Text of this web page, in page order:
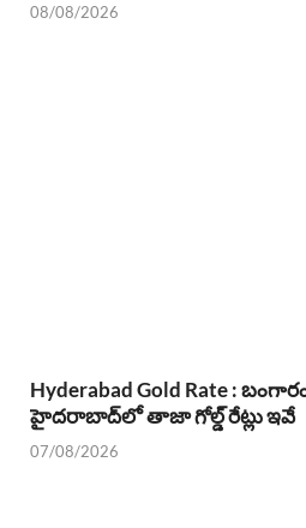
08/08/2026
Hyderabad Gold Rate :
హైదరాబాద్‌లో తాజా గోల్డ్ రేట్లు ఇవే
07/08/2026